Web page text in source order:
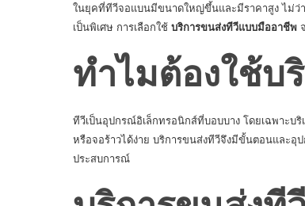
ในยุคที่ทีวีจอแบนมีขนาดใหญ่ขึ้นและมีราคาสูง ไม่ว่า
เป็นพิเศษ การเลือกใช้ บริการขนส่งทีวีแบบมืออาชีพ
ทำไมต้องใช้บ
ทีวีเป็นอุปกรณ์อิเล็กทรอนิกส์ที่บอบบาง โดยเฉพาะบ
หรือจอร้าวได้ง่าย บริการขนส่งทีวีจึงมีขั้นตอนและอุป
ประสบการณ์